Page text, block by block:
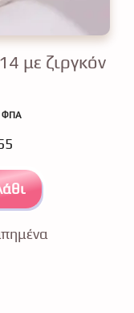
με ζιργκόν
ΦΠΑ